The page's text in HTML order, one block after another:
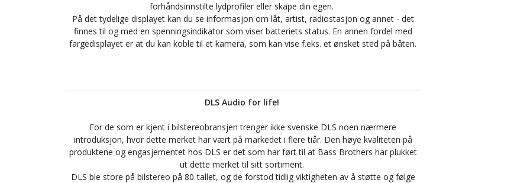
forhåndsinnstilte lydprofiler eller skape din egen.
På det tydelige displayet kan du se informasjon om låt, artist, radiostasjon og annet - det
finnes til og med en spenningsindikator som viser batteriets status. En annen fordel med
fargedisplayet er at du kan koble til et kamera, som kan vise f.eks. et ønsket sted på båten.
DLS Audio for life!
For de som er kjent i bilstereobransjen trenger ikke svenske DLS noen nærmere
introduksjon, hvor dette merket har vært på markedet i flere tiår. Den høye kvaliteten på
produktene og engasjementet hos DLS er det som har ført til at Bass Brothers har plukket
ut dette merket til sitt sortiment.
DLS ble store på bilstereo på 80-tallet, og de forstod tidlig viktigheten av å støtte og følge